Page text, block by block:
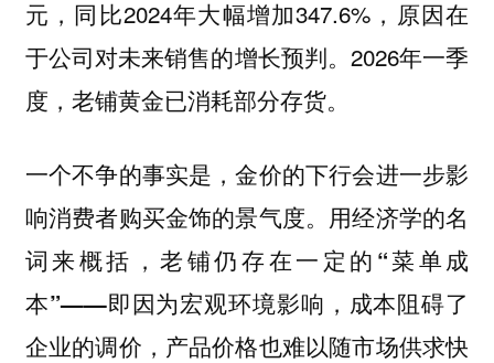
元，同比2024年大幅增加347.6%，原因在
于公司对未来销售的增长预判。2026年一季
度，老铺黄金已消耗部分存货。
一个不争的事实是，金价的下行会进一步影
响消费者购买金饰的景气度。用经济学的名
词来概括，老铺仍存在一定的“菜单成
本”——即因为宏观环境影响，成本阻碍了
企业的调价，产品价格也难以随市场供求快